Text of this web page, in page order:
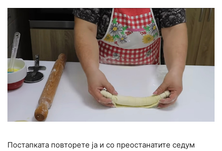
Постапката повторете ја и со преостанатите седум